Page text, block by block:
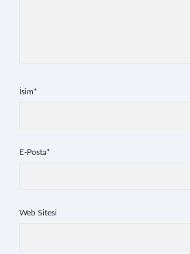
İsim*
E-Posta*
Web Sitesi